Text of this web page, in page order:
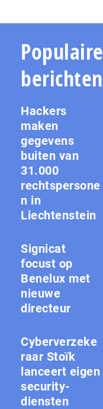
Populaire
berichten
Hackers
maken
gegevens
buiten van
31.000
rechtspersone
n in
Liechtenstein
Signicat
focust op
Benelux met
nieuwe
directeur
Cyberverzeke
raar Stoïk
lanceert eigen
security-
diensten